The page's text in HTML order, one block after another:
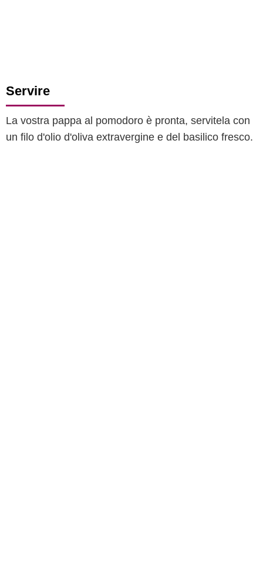
Servire
La vostra pappa al pomodoro è pronta, servitela con
un filo d'olio d'oliva extravergine e del basilico fresco.